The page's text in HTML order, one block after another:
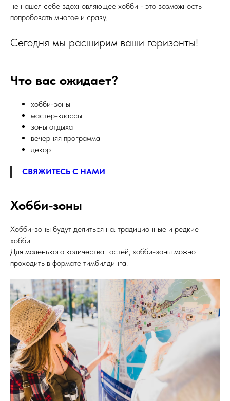
не нашел себе вдохновляющее хобби - это возможность
попробовать многое и сразу.
Сегодня мы расширим ваши горизонты!
Что вас ожидает?
хобби-зоны
мастер-классы
зоны отдыха
вечерняя программа
декор
СВЯЖИТЕСЬ С НАМИ
Хобби-зоны
Хобби-зоны будут делиться на: традиционные и редкие
хобби.
Для маленького количества гостей, хобби-зоны можно
проходить в формате тимбилдинга.